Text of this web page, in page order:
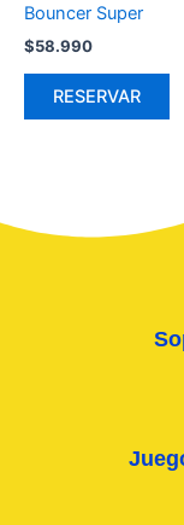
Bouncer Super
$58.990
RESERVAR